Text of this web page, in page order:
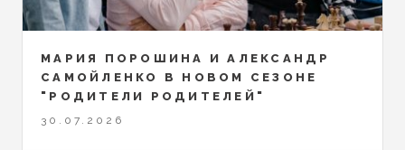
МАРИЯ ПОРОШИНА И АЛЕКСАНДР
САМОЙЛЕНКО В НОВОМ СЕЗОНЕ
"РОДИТЕЛИ РОДИТЕЛЕЙ"
30.07.2026